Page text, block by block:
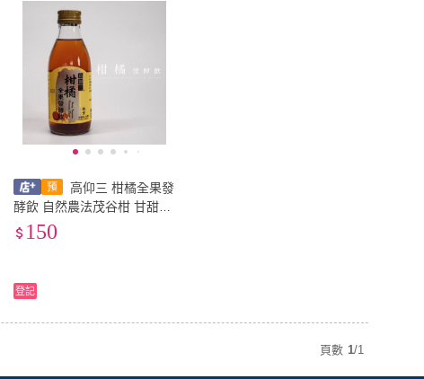
高仰三 柑橘全果發
酵飲 自然農法茂谷柑 甘甜芬
芳清輕飲 以紅冰糖古法發酵
150
登記
頁數 1/1